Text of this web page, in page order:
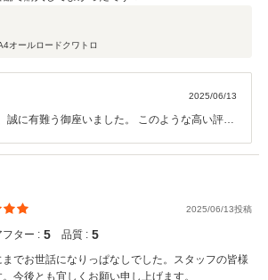
オールロードクワトロ
2025/06/13
誠に有難う御座いました。 このような高い評価
2025/06/13投稿
フター : 5 品質 : 5
でお世話になりっぱなしでした。スタッフの皆様
今後とも宜しくお願い申し上げます。